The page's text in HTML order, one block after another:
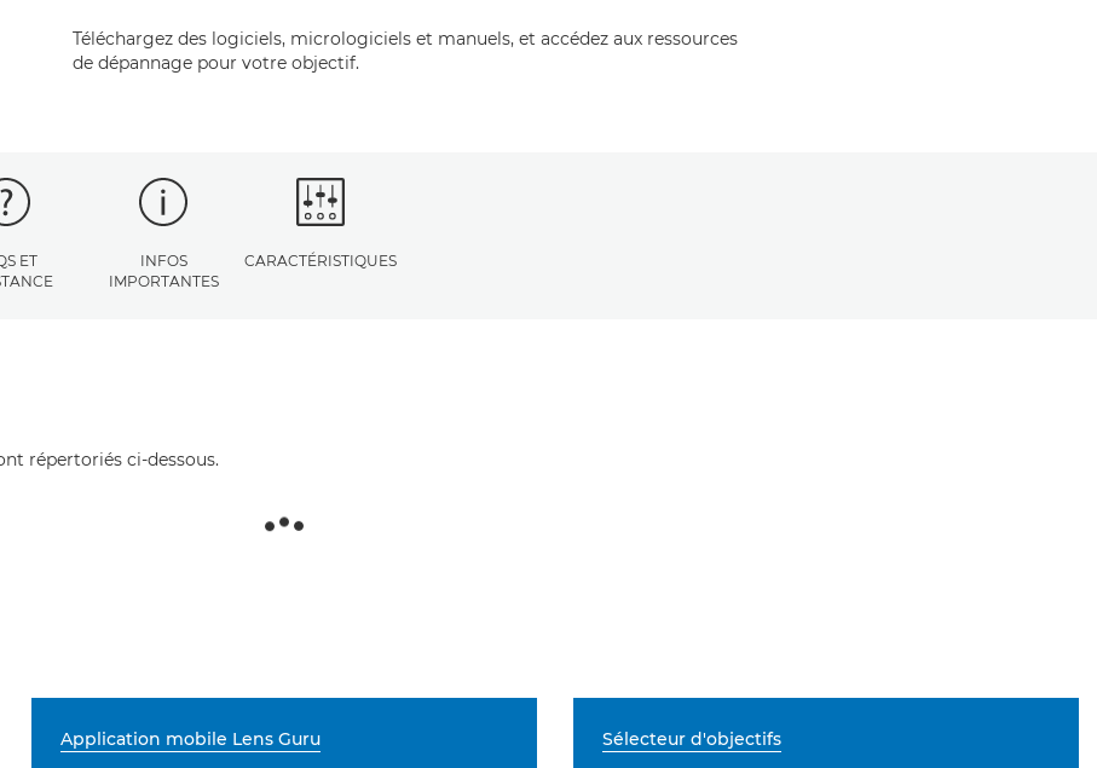
Téléchargez des logiciels, micrologiciels et manuels, et accédez aux ressources
de dépannage pour votre objectif.
ET
INFOS
IMPORTANTES
CARACTÉRISTIQUES
répertoriés ci-dessous.
Application mobile Lens Guru Sélecteur d'objectifs